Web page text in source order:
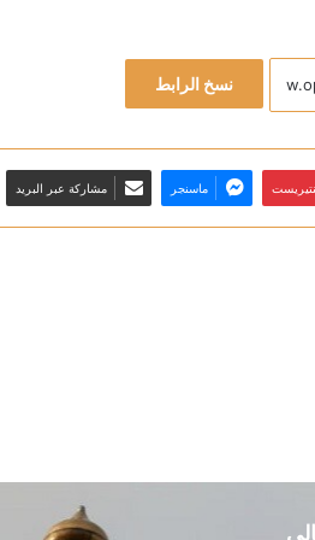
نسخ الرابط
ماسنجر مشاركة عبر البريد